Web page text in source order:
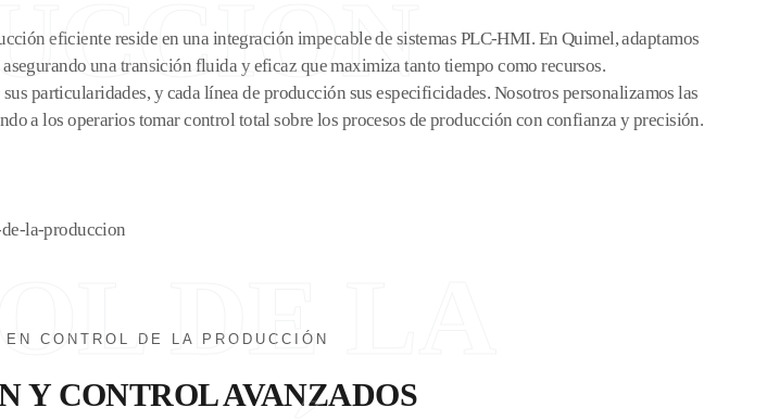
eficiente reside en una integración impecable de sistemas PLC-HMI. En Quimel, adaptamos
una transición fluida y eficaz que maximiza tanto tiempo como recursos.
particularidades, y cada línea de producción sus especificidades. Nosotros personalizamos las
a los operarios tomar control total sobre los procesos de producción con confianza y precisión.
CONTROL DE LA PRODUCCIÓN
DE LA
Y CONTROL AVANZADOS